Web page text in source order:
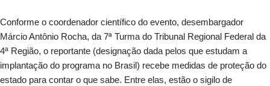
Conforme o coordenador científico do evento, desembargador
Márcio Antônio Rocha, da 7ª Turma do Tribunal Regional Federal da
4ª Região, o reportante (designação dada pelos que estudam a
implantação do programa no Brasil) recebe medidas de proteção do
estado para contar o que sabe. Entre elas, estão o sigilo de